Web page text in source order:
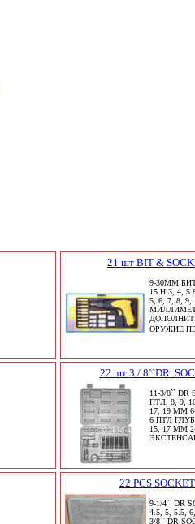
21 шт BIT &
9-30MM
15 H:3, 4, 5
5, 6, 7, 8, 9,
ОРУЖИЕ
22 шт 3 / 8``DR.
11-3/8`` DR
ПТЛ, 8, 9,
17, 19 ММ
6 ПТЛ
15, 17 ММ
22 PCS
9-1/4`` DR
4.5, 5, 5.5,
3/8`` DR